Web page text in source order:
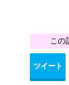
この
ツイート